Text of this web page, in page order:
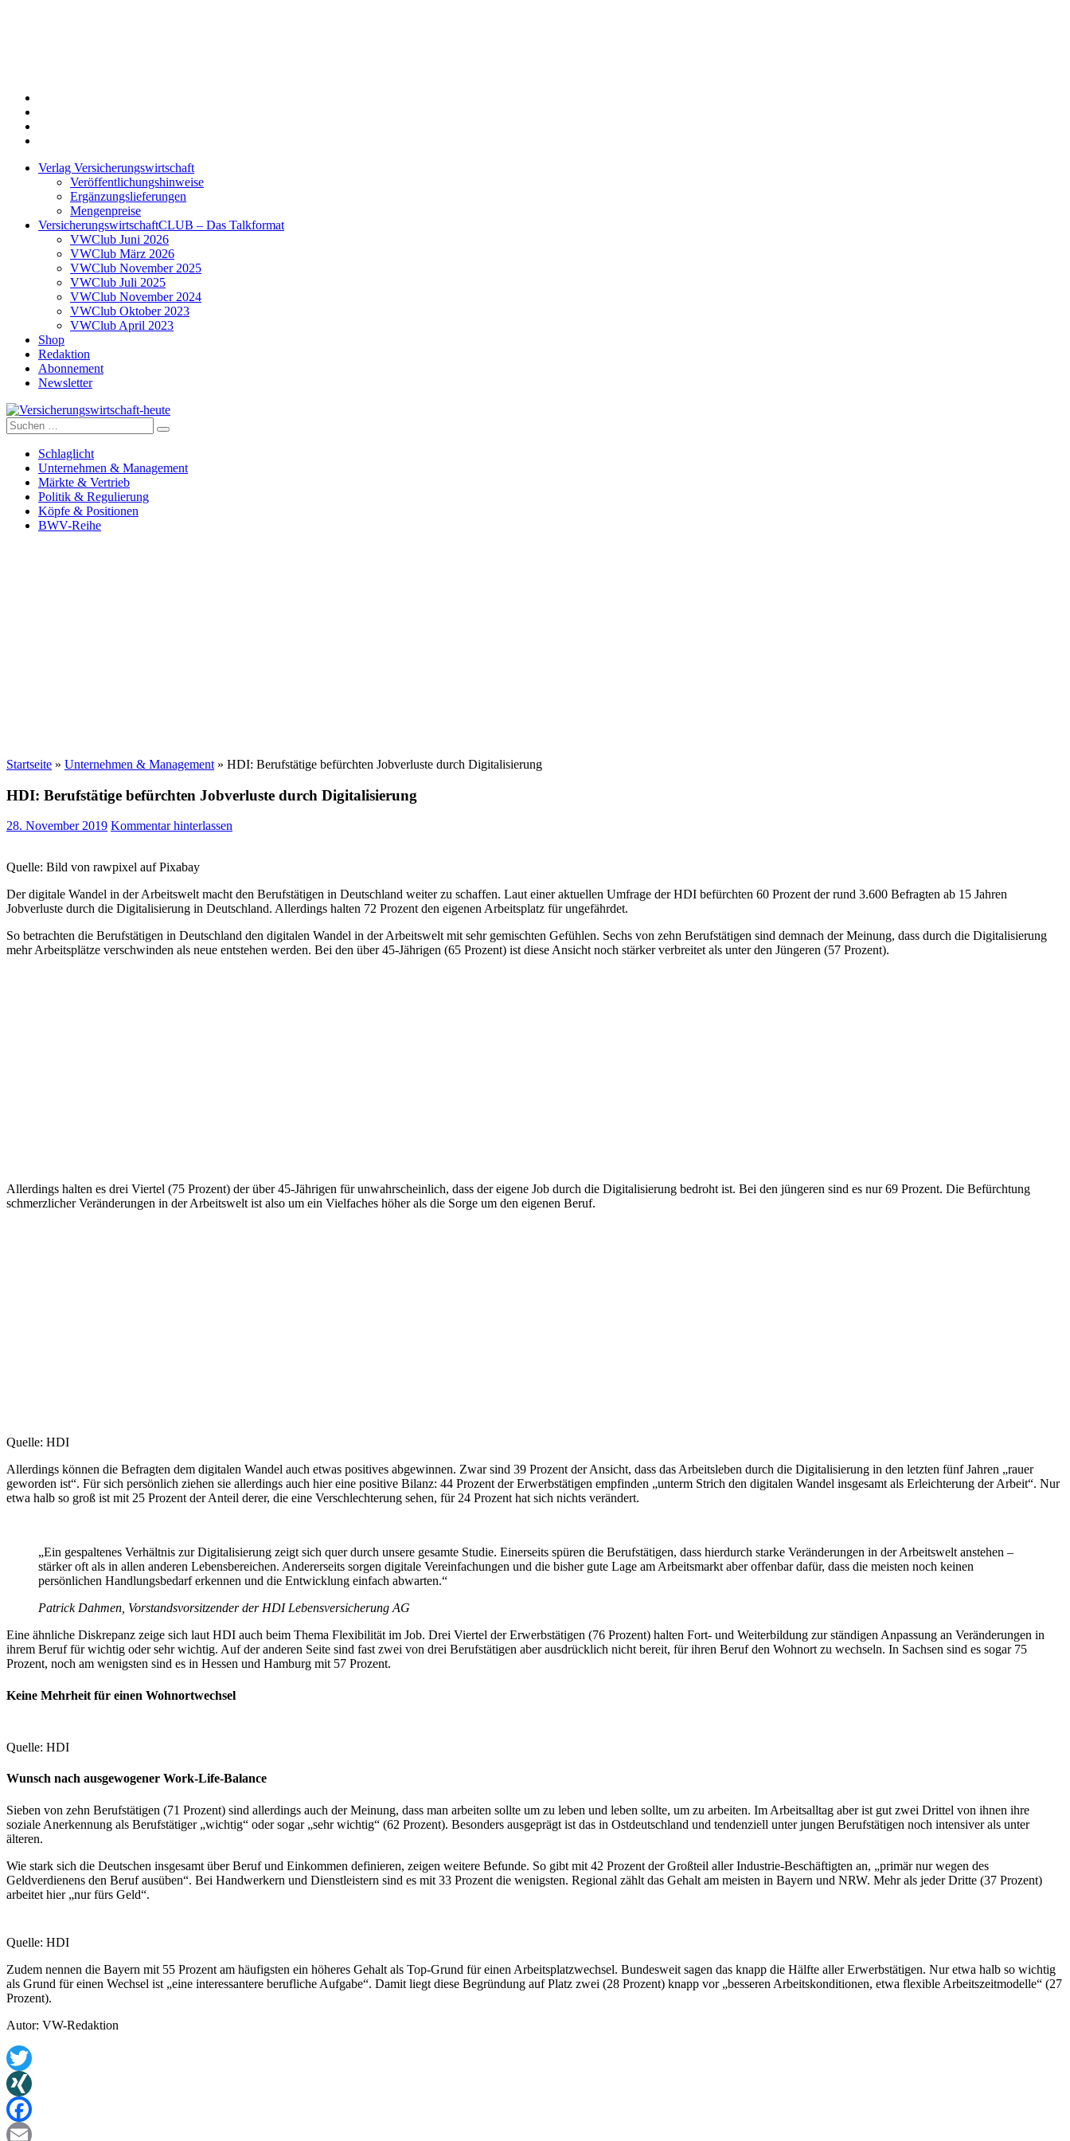
Verlag Versicherungswirtschaft
Veröffentlichungshinweise
Ergänzungslieferungen
Mengenpreise
VersicherungswirtschaftCLUB – Das Talkformat
VWClub Juni 2026
VWClub März 2026
VWClub November 2025
VWClub Juli 2025
VWClub November 2024
VWClub Oktober 2023
VWClub April 2023
Shop
Redaktion
Abonnement
Newsletter
Versicherungswirtschaft-heute
Suche
nach:
Schlaglicht
Unternehmen & Management
Märkte & Vertrieb
Politik & Regulierung
Köpfe & Positionen
BWV-Reihe
Startseite » Unternehmen & Management » HDI: Berufstätige befürchten Jobverluste durch Digitalisierung
HDI: Berufstätige befürchten Jobverluste durch Digitalisierung
28. November 2019 Kommentar hinterlassen
Quelle: Bild von rawpixel auf Pixabay
Der digitale Wandel in der Arbeitswelt macht den Berufstätigen in Deutschland weiter zu schaffen. Laut einer aktuellen Umfrage der HDI befürchten 60 Prozent der rund 3.600 Befragten ab 15 Jahren
Jobverluste durch die Digitalisierung in Deutschland. Allerdings halten 72 Prozent den eigenen Arbeitsplatz für ungefährdet.
So betrachten die Berufstätigen in Deutschland den digitalen Wandel in der Arbeitswelt mit sehr gemischten Gefühlen. Sechs von zehn Berufstätigen sind demnach der Meinung, dass durch die Digitalisierung
mehr Arbeitsplätze verschwinden als neue entstehen werden. Bei den über 45-Jährigen (65 Prozent) ist diese Ansicht noch stärker verbreitet als unter den Jüngeren (57 Prozent).
Allerdings halten es drei Viertel (75 Prozent) der über 45-Jährigen für unwahrscheinlich, dass der eigene Job durch die Digitalisierung bedroht ist. Bei den jüngeren sind es nur 69 Prozent. Die Befürchtung
schmerzlicher Veränderungen in der Arbeitswelt ist also um ein Vielfaches höher als die Sorge um den eigenen Beruf.
Quelle: HDI
Allerdings können die Befragten dem digitalen Wandel auch etwas positives abgewinnen. Zwar sind 39 Prozent der Ansicht, dass das Arbeitsleben durch die Digitalisierung in den letzten fünf Jahren „rauer
geworden ist“. Für sich persönlich ziehen sie allerdings auch hier eine positive Bilanz: 44 Prozent der Erwerbstätigen empfinden „unterm Strich den digitalen Wandel insgesamt als Erleichterung der Arbeit“. Nur
etwa halb so groß ist mit 25 Prozent der Anteil derer, die eine Verschlechterung sehen, für 24 Prozent hat sich nichts verändert.
„Ein gespaltenes Verhältnis zur Digitalisierung zeigt sich quer durch unsere gesamte Studie. Einerseits spüren die Berufstätigen, dass hierdurch starke Veränderungen in der Arbeitswelt anstehen –
stärker oft als in allen anderen Lebensbereichen. Andererseits sorgen digitale Vereinfachungen und die bisher gute Lage am Arbeitsmarkt aber offenbar dafür, dass die meisten noch keinen
persönlichen Handlungsbedarf erkennen und die Entwicklung einfach abwarten.“
Patrick Dahmen, Vorstandsvorsitzender der HDI Lebensversicherung AG
Eine ähnliche Diskrepanz zeige sich laut HDI auch beim Thema Flexibilität im Job. Drei Viertel der Erwerbstätigen (76 Prozent) halten Fort- und Weiterbildung zur ständigen Anpassung an Veränderungen in
ihrem Beruf für wichtig oder sehr wichtig. Auf der anderen Seite sind fast zwei von drei Berufstätigen aber ausdrücklich nicht bereit, für ihren Beruf den Wohnort zu wechseln. In Sachsen sind es sogar 75
Prozent, noch am wenigsten sind es in Hessen und Hamburg mit 57 Prozent.
Keine Mehrheit für einen Wohnortwechsel
Quelle: HDI
Wunsch nach ausgewogener Work-Life-Balance
Sieben von zehn Berufstätigen (71 Prozent) sind allerdings auch der Meinung, dass man arbeiten sollte um zu leben und leben sollte, um zu arbeiten. Im Arbeitsalltag aber ist gut zwei Drittel von ihnen ihre
soziale Anerkennung als Berufstätiger „wichtig“ oder sogar „sehr wichtig“ (62 Prozent). Besonders ausgeprägt ist das in Ostdeutschland und tendenziell unter jungen Berufstätigen noch intensiver als unter
älteren.
Wie stark sich die Deutschen insgesamt über Beruf und Einkommen definieren, zeigen weitere Befunde. So gibt mit 42 Prozent der Großteil aller Industrie-Beschäftigten an, „primär nur wegen des
Geldverdienens den Beruf ausüben“. Bei Handwerkern und Dienstleistern sind es mit 33 Prozent die wenigsten. Regional zählt das Gehalt am meisten in Bayern und NRW. Mehr als jeder Dritte (37 Prozent)
arbeitet hier „nur fürs Geld“.
Quelle: HDI
Zudem nennen die Bayern mit 55 Prozent am häufigsten ein höheres Gehalt als Top-Grund für einen Arbeitsplatzwechsel. Bundesweit sagen das knapp die Hälfte aller Erwerbstätigen. Nur etwa halb so wichtig
als Grund für einen Wechsel ist „eine interessantere berufliche Aufgabe“. Damit liegt diese Begründung auf Platz zwei (28 Prozent) knapp vor „besseren Arbeitskonditionen, etwa flexible Arbeitszeitmodelle“ (27
Prozent).
Autor: VW-Redaktion
Twitter
XING
Facebook